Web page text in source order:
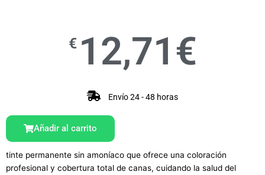
€ 12,71€
Envío 24 - 48 horas
Añadir al carrito
tinte permanente sin amoníaco que ofrece una coloración
profesional y cobertura total de canas, cuidando la salud del